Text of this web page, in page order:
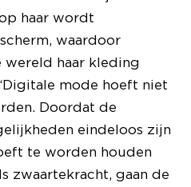
haar wordt
waardoor
haar kleding
mode hoeft niet
Doordat de
eindeloos zijn
te worden houden
zwaartekracht, gaan de